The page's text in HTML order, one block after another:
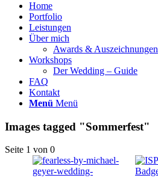
Home
Portfolio
Leistungen
Über mich
Awards & Auszeichnungen
Workshops
Der Wedding – Guide
FAQ
Kontakt
Menü Menü
Images tagged "Sommerfest"
Seite 1 von 0